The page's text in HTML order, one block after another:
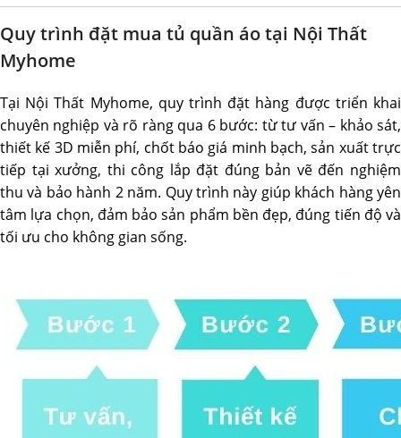
Quy trình đặt mua tủ quần áo tại Nội Thất
Myhome
Tại Nội Thất Myhome, quy trình đặt hàng được triển khai
chuyên nghiệp và rõ ràng qua 6 bước: từ tư vấn – khảo sát,
thiết kế 3D miễn phí, chốt báo giá minh bạch, sản xuất trực
tiếp tại xưởng, thi công lắp đặt đúng bản vẽ đến nghiệm
thu và bảo hành 2 năm. Quy trình này giúp khách hàng yên
tâm lựa chọn, đảm bảo sản phẩm bền đẹp, đúng tiến độ và
tối ưu cho không gian sống.